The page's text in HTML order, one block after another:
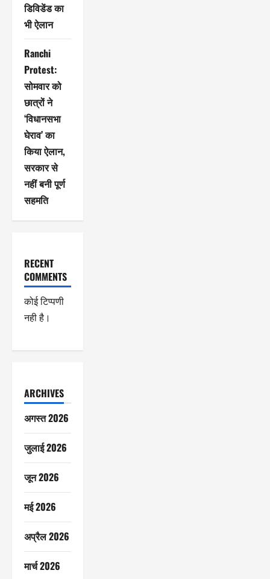
डिविडेंड का
भी ऐलान
Ranchi
Protest:
सोमवार को
छात्रों ने
‘विधानसभा
घेराव’ का
किया ऐलान,
सरकार से
नहीं बनी पूर्ण
सहमति
RECENT
COMMENTS
कोई टिप्पणी
नही है।
ARCHIVES
अगस्त 2026
जुलाई 2026
जून 2026
मई 2026
अप्रैल 2026
मार्च 2026